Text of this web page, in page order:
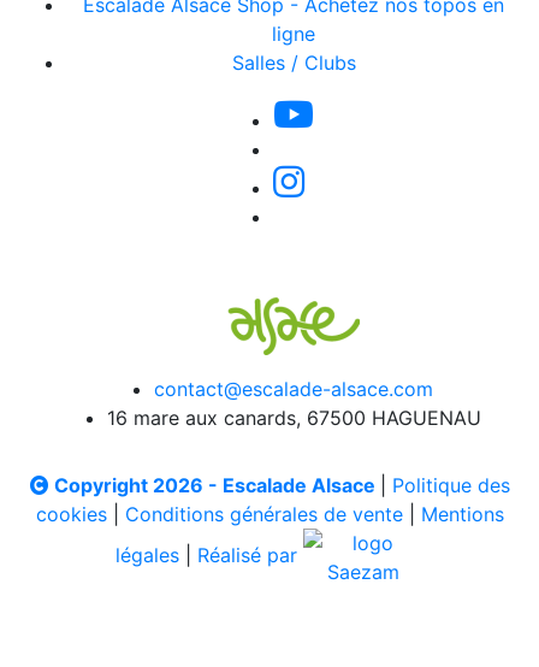
Escalade Alsace Shop - Achetez nos topos en
ligne
Salles / Clubs
contact@escalade-alsace.com
16 mare aux canards, 67500 HAGUENAU
Copyright 2026 - Escalade Alsace
Politique des
cookies| Conditions générales de vente| Mentions
légales
Réalisé par